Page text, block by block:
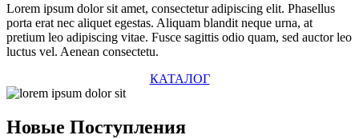
Lorem ipsum dolor sit amet, consectetur adipiscing elit. Phasellus
porta erat nec aliquet egestas. Aliquam blandit neque urna, at
pretium leo adipiscing vitae. Fusce sagittis odio quam, sed auctor leo
luctus vel. Aenean consectetu.
КАТАЛОГ
Новые Поступления